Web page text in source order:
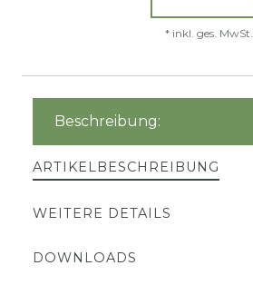
* inkl. ges. MwSt.
Beschreibung:
ARTIKELBESCHREIBUNG
WEITERE DETAILS
DOWNLOADS